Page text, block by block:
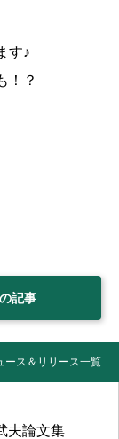
す♪
！？
記事
ース＆リリース一覧
夫論文集